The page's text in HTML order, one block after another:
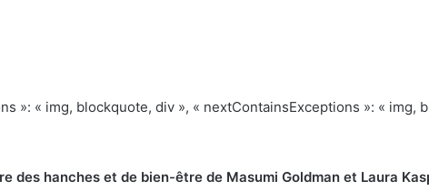
»: « img, blockquote, div », « nextContainsExceptions »: « img,
des hanches et de bien-être de Masumi Goldman et Laura